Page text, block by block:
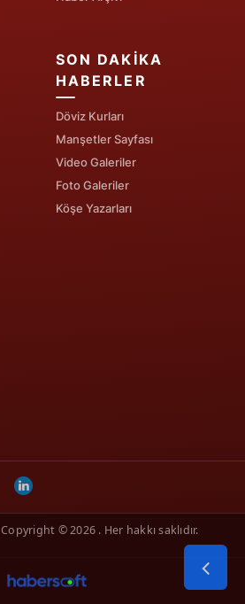
SON DAKIKA
HABERLER
Döviz Kurları
Manşetler Sayfası
Video Galeriler
Foto Galeriler
Köşe Yazarları
Copyright © 2026 . Her hakkı saklıdır.